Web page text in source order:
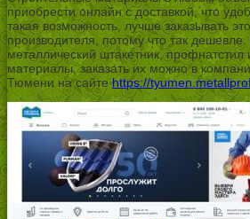
приобрести онлайн с доставкой, что
такая возможность, лучше заказывать
производителя, потому что так дешевле.
металлический штакетник, профнатстил
материалы, заказать их можно в
Тюмени на сайтеhttps://